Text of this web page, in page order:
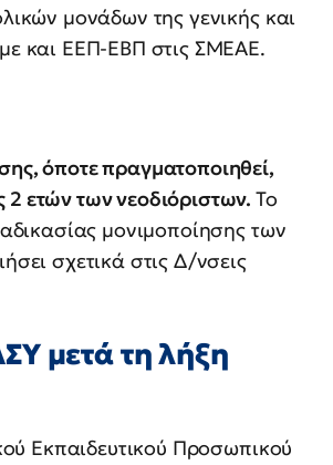
μονάδων της γενικής και
και ΕΕΠ-ΕΒΠ στις ΣΜΕΑΕ.
όποτε πραγματοποιηθεί,
ετών των νεοδιόριστων.Το
μονιμοποίησης των
σχετικά στις Δ/νσεις
μετά τη λήξη
Εκπαιδευτικού Προσωπικού